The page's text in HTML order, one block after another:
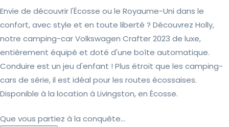
Envie de découvrir l'Écosse ou le Royaume-Uni dans le
confort, avec style et en toute liberté ? Découvrez Holly,
notre camping-car Volkswagen Crafter 2023 de luxe,
entièrement équipé et doté d'une boîte automatique.
Conduire est un jeu d'enfant ! Plus étroit que les camping-
cars de série, il est idéal pour les routes écossaises.
Disponible à la location à Livingston, en Écosse.
Que vous partiez à la conquête...